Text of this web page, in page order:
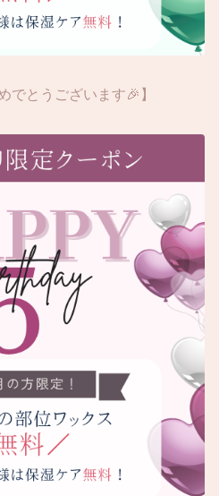
でとうございます🎉】